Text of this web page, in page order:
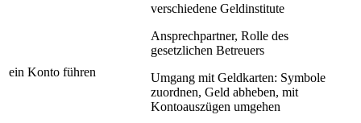
ein Konto führen
verschiedene Geldinstitute
Ansprechpartner, Rolle des
gesetzlichen Betreuers
Umgang mit Geldkarten: Symbole
zuordnen, Geld abheben, mit
Kontoauszügen umgehen